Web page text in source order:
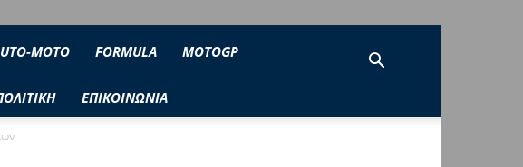
MOTO FORMULA MOTOGP
ΕΠΙΚΟΙΝΩΝΙΑ